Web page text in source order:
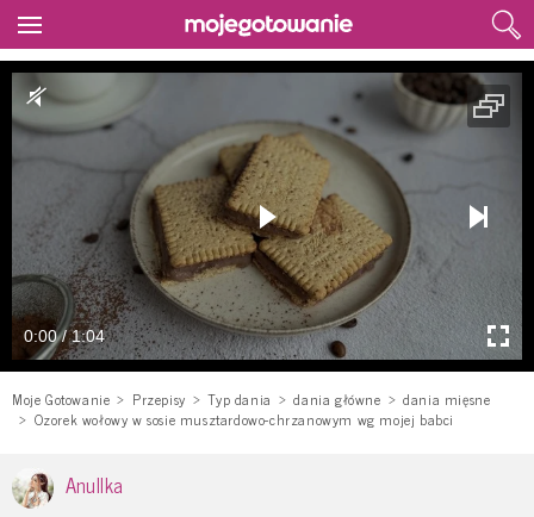
0:00 / 1:04
Moje Gotowanie Przepisy Typ dania dania główne
dania mięsne
Ozorek wołowy w sosie musztardowo-chrzanowym wg mojej babci
Anullka